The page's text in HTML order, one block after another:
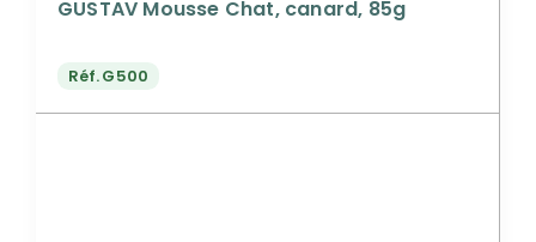
GUSTAV Mousse Chat, canard, 85g
Réf.G500